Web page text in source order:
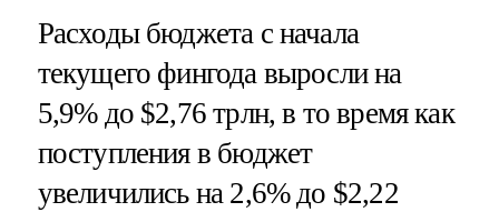
Расходы бюджета с начала
текущего фингода выросли на
5,9% до $2,76 трлн, в то время как
поступления в бюджет
увеличились на 2,6% до $2,22